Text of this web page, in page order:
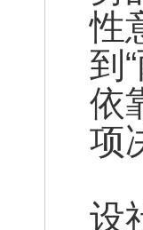
性
到
依
项
设